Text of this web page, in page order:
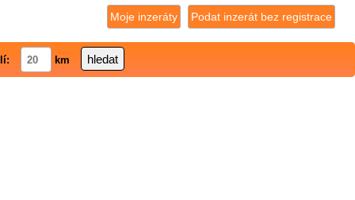
Podat inzerát bez registrace
Moje inzeráty
km